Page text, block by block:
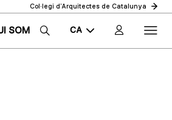
Col·legi d’Arquitectes de Catalunya
SOM
CA
ES